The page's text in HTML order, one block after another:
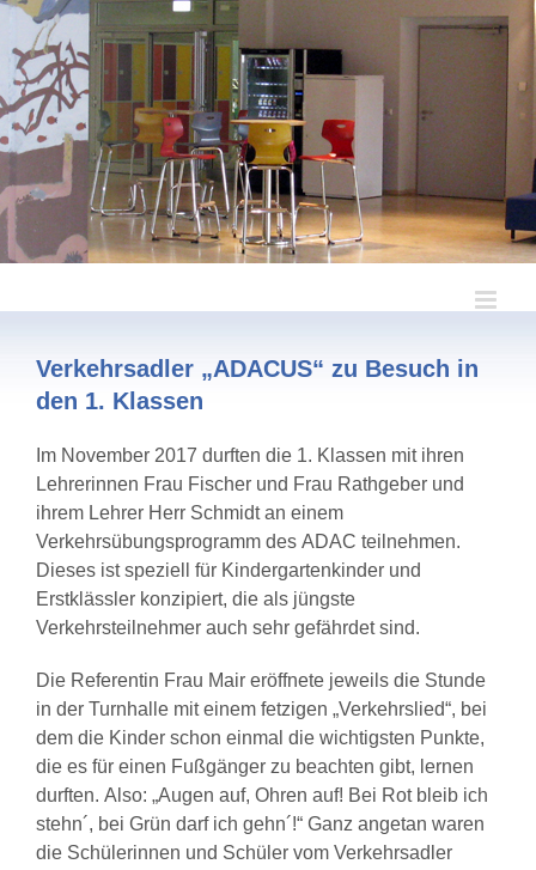
Zum
Inhalt
springen
Verkehrsadler „ADACUS“ zu Besuch in
den 1. Klassen
Im November 2017 durften die 1. Klassen mit ihren
Lehrerinnen Frau Fischer und Frau Rathgeber und
ihrem Lehrer Herr Schmidt an einem
Verkehrsübungsprogramm des ADAC teilnehmen.
Dieses ist speziell für Kindergartenkinder und
Erstklässler konzipiert, die als jüngste
Verkehrsteilnehmer auch sehr gefährdet sind.
Die Referentin Frau Mair eröffnete jeweils die Stunde
in der Turnhalle mit einem fetzigen „Verkehrslied“, bei
dem die Kinder schon einmal die wichtigsten Punkte,
die es für einen Fußgänger zu beachten gibt, lernen
durften. Also: „Augen auf, Ohren auf! Bei Rot bleib ich
stehn´, bei Grün darf ich gehn´!“ Ganz angetan waren
die Schülerinnen und Schüler vom Verkehrsadler